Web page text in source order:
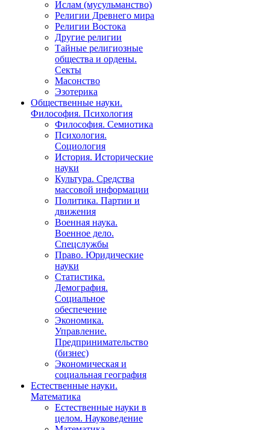
Ислам (мусульманство)
Религии Древнего мира
Религии Востока
Другие религии
Тайные религиозные
общества и ордены.
Секты
Масонство
Эзотерика
Общественные науки.
Философия. Психология
Философия. Семиотика
Психология.
Социология
История. Исторические
науки
Культура. Средства
массовой информации
Политика. Партии и
движения
Военная наука.
Военное дело.
Спецслужбы
Право. Юридические
науки
Статистика.
Демография.
Социальное
обеспечение
Экономика.
Управление.
Предпринимательство
(бизнес)
Экономическая и
социальная география
Естественные науки.
Математика
Естественные науки в
целом. Науковедение